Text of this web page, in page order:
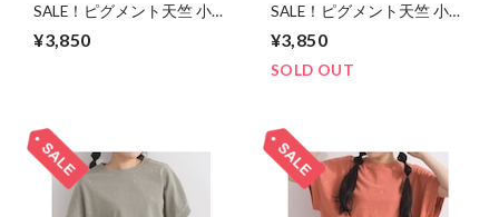
SALE！ピグメント天竺 小花
ャコール
¥3,850
SALE！ピグメント天竺 小花
ル―グリーン
¥3,850
SOLD OUT